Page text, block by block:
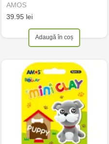
AMOS
39.95 lei
Adaugă în coș